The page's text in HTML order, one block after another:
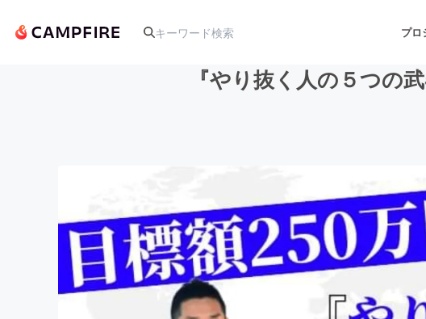
プロ
音楽
テクノロジー・ガジェット ゲーム・
映像・映画
『やり抜く人の５つの